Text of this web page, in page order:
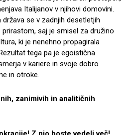
Italijanov v njihovi domovini.
se v zadnjih desetletjih
saj je smisel za družino
ki je nenehno propagirala
tega pa je egoistična
v kariere in svoje dobro
in otroke.
zanimivih in analitičnih